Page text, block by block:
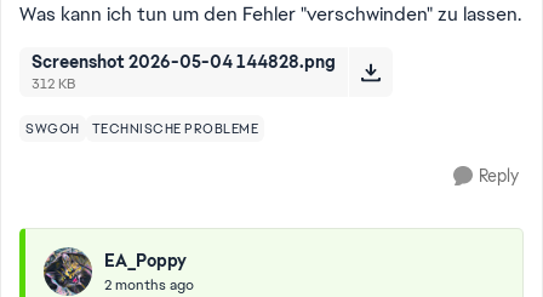
Was kann ich tun um den Fehler "verschwinden" zu lassen.
Screenshot 2026-05-04 144828.png
312 KB
SWGOH TECHNISCHE PROBLEME
Reply
EA_Poppy
2 months ago